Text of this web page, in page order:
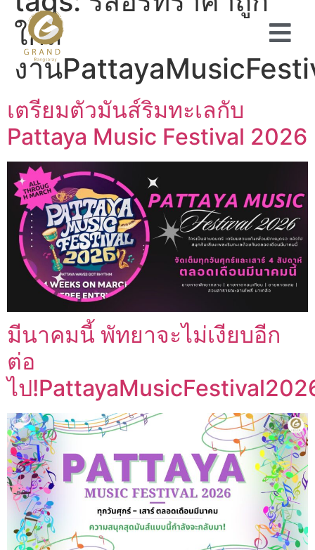
ใกล้
งาน
เตรียมตัวมันส์ริมทะเลกับ
Pattaya Music Festival 2026
มีนาคมนี้ พัทยาจะไม่เงียบอีก
ต่อ
ไป